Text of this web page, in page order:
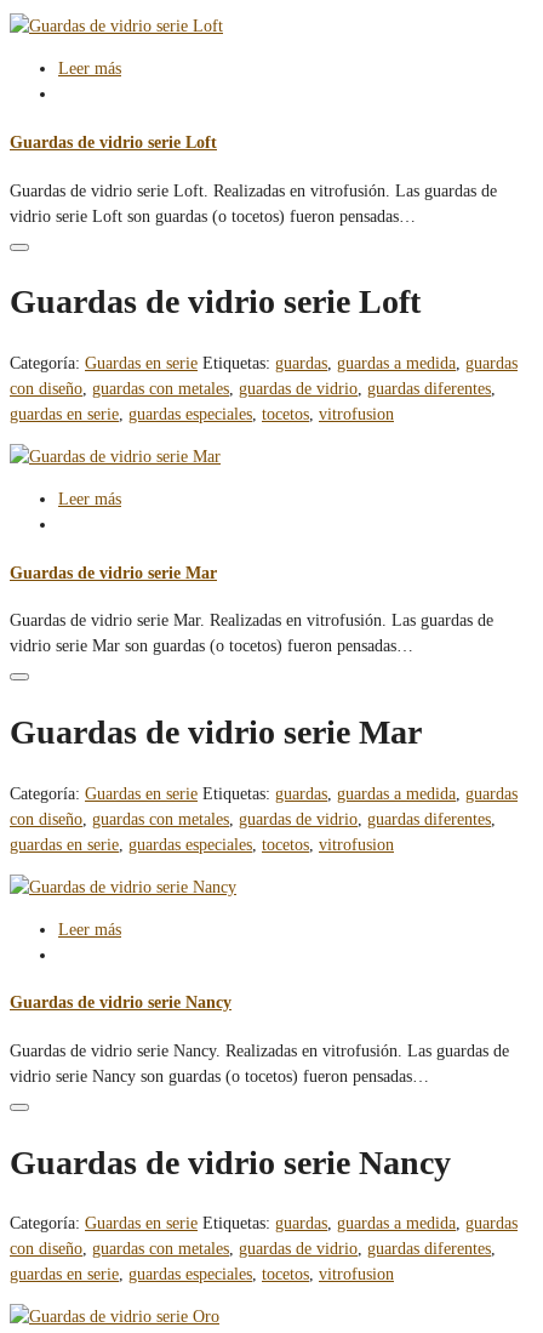
Leer más
Guardas de vidrio serie Loft
Guardas de vidrio serie Loft. Realizadas en vitrofusión. Las guardas de
vidrio serie Loft son guardas (o tocetos) fueron pensadas…
Guardas de vidrio serie Loft
Categoría: Guardas en serie Etiquetas: guardas, guardas a medida, guardas
con diseño, guardas con metales, guardas de vidrio, guardas diferentes,
guardas en serie, guardas especiales, tocetos, vitrofusion
Leer más
Guardas de vidrio serie Mar
Guardas de vidrio serie Mar. Realizadas en vitrofusión. Las guardas de
vidrio serie Mar son guardas (o tocetos) fueron pensadas…
Guardas de vidrio serie Mar
Categoría: Guardas en serie Etiquetas: guardas guardas a medida guardas
con diseño guardas con metales guardas de vidrio guardas diferentes
guardas en serie guardas especiales tocetos vitrofusion
Leer más
Guardas de vidrio serie Nancy
Guardas de vidrio serie Nancy. Realizadas en vitrofusión. Las guardas de
vidrio serie Nancy son guardas (o tocetos) fueron pensadas…
Guardas de vidrio serie Nancy
Categoría: Guardas en serie Etiquetas: guardas, guardas a medida, guardas
con diseño, guardas con metales, guardas de vidrio, guardas diferentes,
guardas en serie, guardas especiales, tocetos, vitrofusion